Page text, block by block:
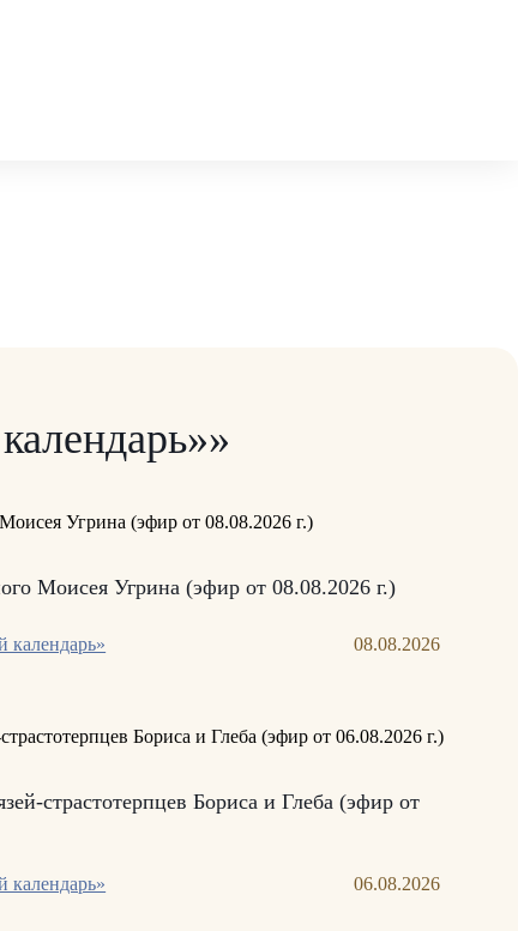
Моисея Угрина (эфир от 08.08.2026 г.)
календарь» 08.08.2026
страстотерпцев Бориса и Глеба (эфир от
календарь» 06.08.2026